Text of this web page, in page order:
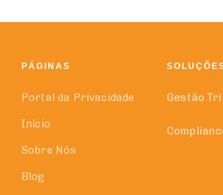
PÁGINAS
Portal da Privacidade
Início
Sobre Nós
Blog
Gestão
DescubraComo
Inovadoras!
Explore o Case